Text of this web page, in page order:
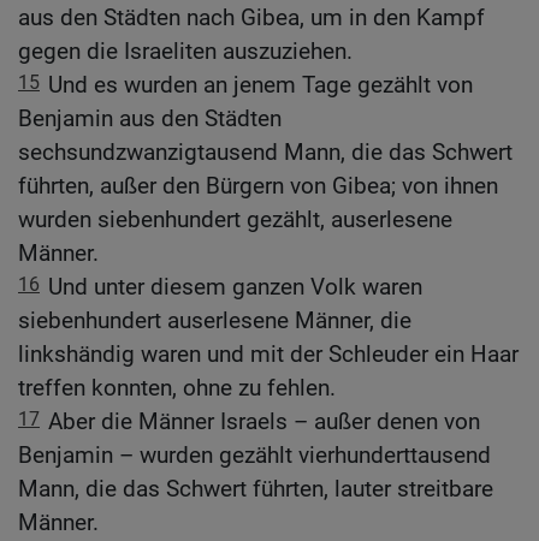
aus den Städten nach Gibea, um in den Kampf
gegen die Israeliten auszuziehen.
15 Und es wurden an jenem Tage gezählt von
Benjamin aus den Städten
sechsundzwanzigtausend Mann, die das Schwert
führten, außer den Bürgern von Gibea; von ihnen
wurden siebenhundert gezählt, auserlesene
Männer.
16 Und unter diesem ganzen Volk waren
siebenhundert auserlesene Männer, die
linkshändig waren und mit der Schleuder ein Haar
treffen konnten, ohne zu fehlen.
17 Aber die Männer Israels – außer denen von
Benjamin – wurden gezählt vierhunderttausend
Mann, die das Schwert führten, lauter streitbare
Männer.